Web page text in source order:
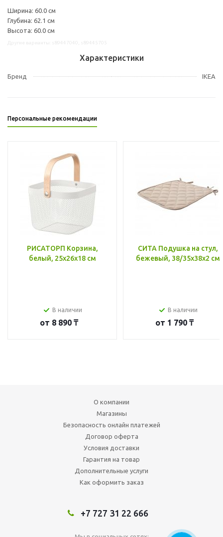
Ширина: 60.0 см
Глубина: 62.1 см
Высота: 60.0 см
Характеристики
Бренд IKEA
Персональные рекомендации
РИСАТОРП Корзина,
белый, 25x26x18 см
В наличии
от 8 890 ₸
СИТА Подушка на стул,
бежевый, 38/35x38x2 см
В наличии
от 1 790 ₸
О компании
Магазины
Безопасность онлайн платежей
Договор оферта
Условия доставки
Гарантия на товар
Дополнительные услуги
Как оформить заказ
+7 727 31 22 666